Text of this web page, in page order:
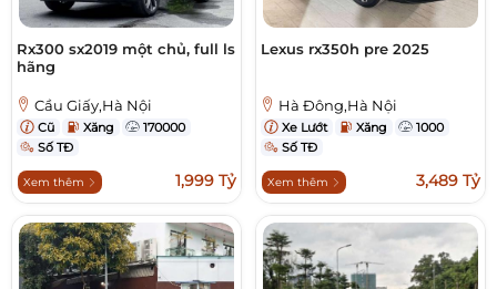
Rx300 sx2019 một chủ, full ls
hãng
Cầu Giấy,Hà Nội
Cũ Xăng
170000
Số TĐ
Xem thêm 1,999 Tỷ
Lexus rx350h pre 2025
Hà Đông,Hà Nội
Xe Lướt Xăng
1000
Số TĐ
Xem thêm 3,489 Tỷ